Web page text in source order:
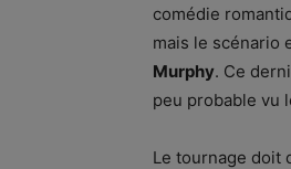
comédie
mais le scénario
Murphy. Ce
peu probable vu
Le tournage doit